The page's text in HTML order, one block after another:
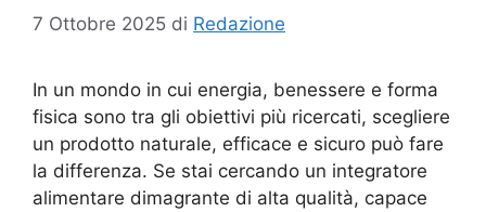
7 Ottobre 2025 di Redazione
In un mondo in cui energia, benessere e forma
fisica sono tra gli obiettivi più ricercati, scegliere
un prodotto naturale, efficace e sicuro può fare
la differenza. Se stai cercando un integratore
alimentare dimagrante di alta qualità, capace